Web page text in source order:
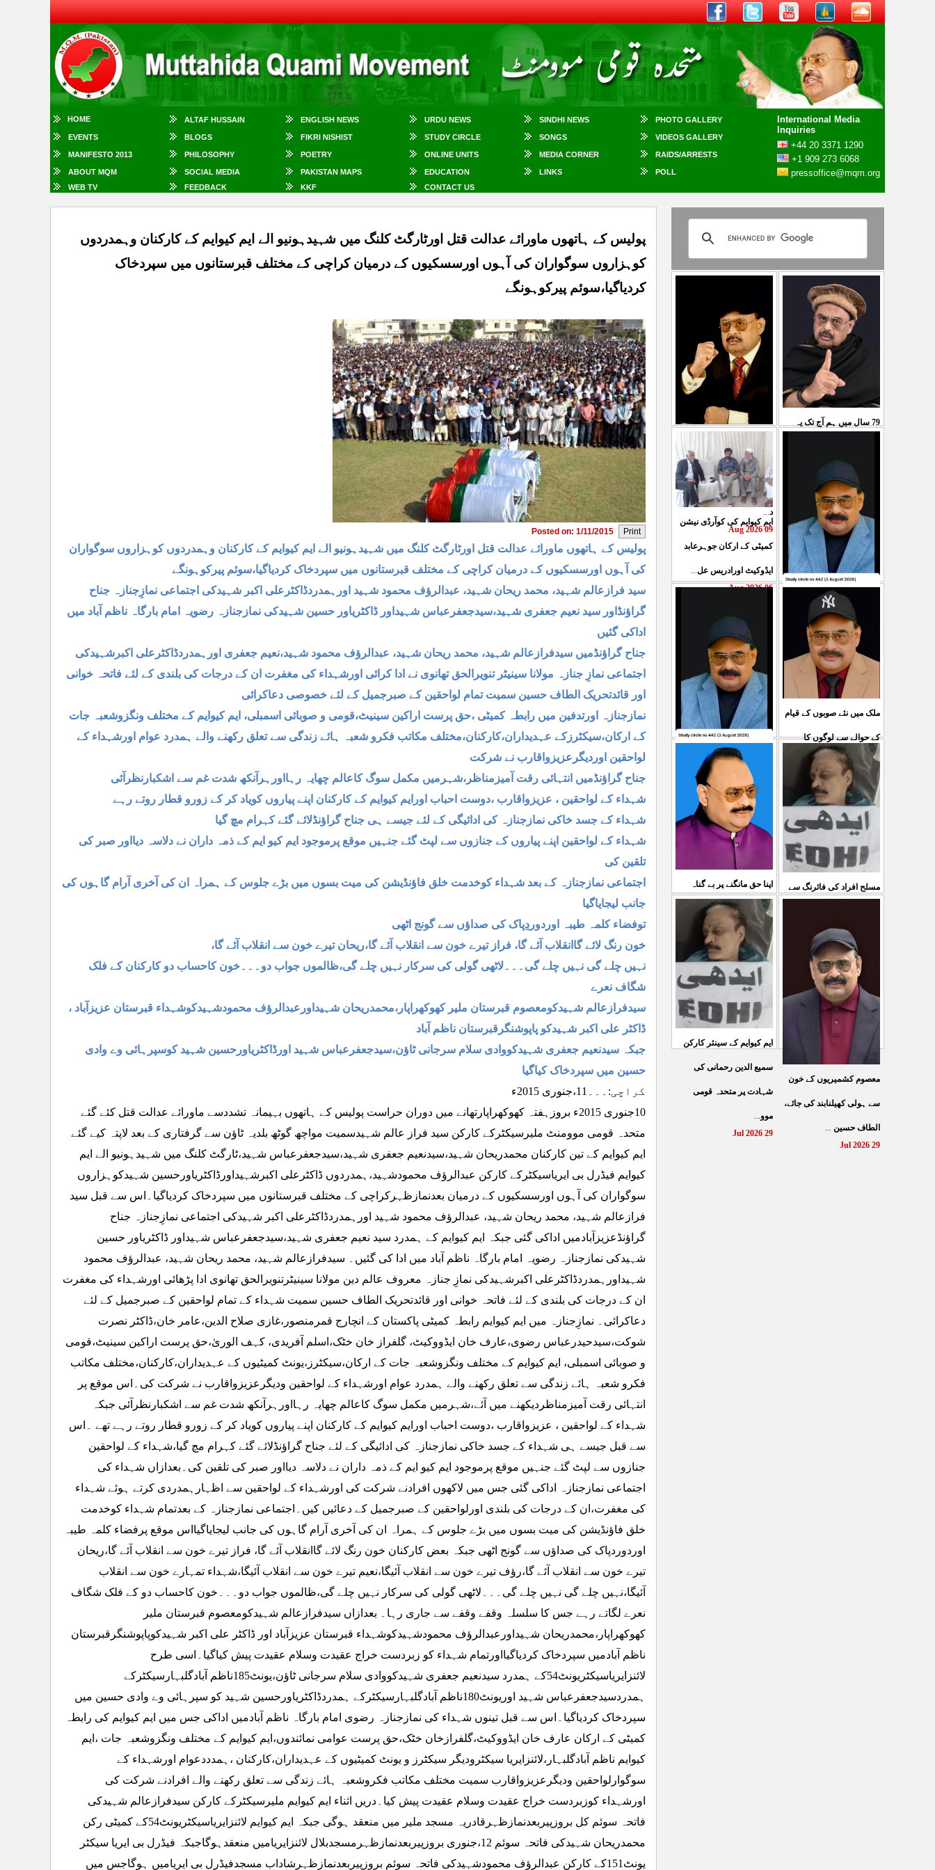
HOME ALTAF HUSSAIN ENGLISH NEWS URDU NEWS SINDHI NEWS PHOTO GALLERY
International Media
Inquiries
+44 20 3371 1290
+1 909 273 6068
pressoffice@mqm.org
EVENTS BLOGS FIKRI NISHIST STUDY CIRCLE SONGS VIDEOS GALLERY
MANIFESTO 2013 PHILOSOPHY POETRY ONLINE UNITS MEDIA CORNER RAIDS/ARRESTS
ABOUT MQM SOCIAL MEDIA PAKISTAN MAPS EDUCATION LINKS
POLL
WEB TV
FEEDBACK KKF CONTACT US
پولیس کے ہاتھوں ماورائے عدالت قتل اورٹارگٹ کلنگ میں شہیدہونیو الے ایم کیوایم کے کارکنان وہمدردوں
کوہزاروں سوگواران کی آہوں اورسسکیوں کے درمیان کراچی کے مختلف قبرستانوں میں سپردخاک
کردیاگیا،سوئم پیرکوہونگے
Posted on: 1/11/2015
پولیس کے ہاتھوں ماورائے عدالت قتل اورٹارگٹ کلنگ میں شہیدہونیو الے ایم کیوایم کے کارکنان وہمدردوں کوہزاروں سوگواران
کی آہوں اورسسکیوں کے درمیان کراچی کے مختلف قبرستانوں میں سپردخاک کردیاگیا،سوئم پیرکوہونگے
سید فرازعالم شہید، محمد ریحان شہید، عبدالرؤف محمود شہید اورہمدردڈاکٹرعلی اکبر شہیدکی اجتماعی نمازِجنازہ جناح
گراؤنڈاور سید نعیم جعفری شہید،سیدجعفرعباس شہیداور ڈاکٹریاور حسین شہیدکی نمازجنازہ رضویہ امام بارگاہ ناظم آباد میں
اداکی گئیں
جناح گراؤنڈمیں سیدفرازعالم شہید، محمد ریحان شہید، عبدالرؤف محمود شہید،نعیم جعفری اورہمدردڈاکٹرعلی اکبرشہیدکی
اجتماعی نمازِ جنازہ مولانا سینیٹر تنویرالحق تھانوی نے ادا کرائی اورشہداء کی مغفرت ان کے درجات کی بلندی کے لئے فاتحہ خوانی
اور قائدتحریک الطاف حسین سمیت تمام لواحقین کے صبرجمیل کے لئے خصوصی دعاکرائی
نمازجنازہ اورتدفین میں رابطہ کمیٹی ،حق پرست اراکین سینیٹ،قومی و صوبائی اسمبلی، ایم کیوایم کے مختلف ونگزوشعبہ جات
کے ارکان،سیکٹرزکے عہدیداران،کارکنان،مختلف مکاتب فکرو شعبہ ہائے زندگی سے تعلق رکھنے والے ہمدرد عوام اورشہداء کے
لواحقین اوردیگرعزیزواقارب نے شرکت
جناح گراؤنڈمیں انتہائی رقت آمیزمناظر،شہرمیں مکمل سوگ کاعالم چھایہ رہااورہرآنکھ شدت غم سے اشکبارنظرآئی
شہداء کے لواحقین ، عزیزواقارب ،دوست احباب اورایم کیوایم کے کارکنان اپنے پیاروں کویاد کر کے زورو قطار روتے رہے
شہداء کے جسد خاکی نمازجنازہ کی ادائیگی کے لئے جیسے ہی جناح گراؤنڈلائے گئے کہرام مچ گیا
شہداء کے لواحقین اپنے پیاروں کے جنازوں سے لپٹ گئے جنہیں موقع پرموجود ایم کیو ایم کے ذمہ داران نے دلاسہ دیااور صبر کی
تلقین کی
اجتماعی نمازجنازہ کے بعد شہداء کوخدمت خلق فاؤنڈیشن کی میت بسوں میں بڑے جلوس کے ہمراہ ان کی آخری آرام گاہوں کی
جانب لیجایاگیا
توفضاء کلمہ طیبہ اوردوردِپاک کی صداؤں سے گونج اٹھی
خون رنگ لائے گاانقلاب آئے گا، فراز تیرے خون سے انقلاب آئے گا،ریحان تیرے خون سے انقلاب آئے گا،
نہیں چلے گی نہیں چلے گی۔۔۔لاٹھی گولی کی سرکار نہیں چلے گی،ظالموں جواب دو۔۔۔خون کاحساب دو کارکنان کے فلک
شگاف نعرے
سیدفرازعالم شہیدکومعصوم قبرستان ملیر کھوکھراپار،محمدریحان شہیداورعبدالرؤف محمودشہیدکوشہداء قبرستان عزیزآباد ،
ڈاکٹر علی اکبر شہیدکو پاپوشنگرقبرستان ناظم آباد
جبکہ سیدنعیم جعفری شہیدکووادی سلام سرجانی ٹاؤن،سیدجعفرعباس شہید اورڈاکٹریاورحسین شہید کوسپرہائی وے وادی
حسین میں سپردخاک کیاگیا
کراچی:۔۔۔11،جنوری 2015ء
10جنوری 2015ء بروزہفتہ کھوکھراپارتھانے میں دوران حراست پولیس کے ہاتھوں بہیمانہ تشددسے ماورائے عدالت قتل کئے گئے
متحدہ قومی موومنٹ ملیرسیکٹرکے کارکن سید فراز عالم شہیدسمیت مواچھ گوٹھ بلدیہ ٹاؤن سے گرفتاری کے بعد لاپتہ کیے گئے
ایم کیوایم کے تین کارکنان محمدریحان شہید،سیدنعیم جعفری شہید،سیدجعفرعباس شہید،ٹارگٹ کلنگ میں شہیدہونیو الے ایم
کیوایم فیڈرل بی ایریاسیکٹرکے کارکن عبدالرؤف محمودشہید،ہمدردوں ڈاکٹرعلی اکبرشہیداورڈاکٹریاورحسین شہیدکوہزاروں
سوگواران کی آہوں اورسسکیوں کے درمیان بعدنمازظہرکراچی کے مختلف قبرستانوں میں سپردخاک کردیاگیا۔اس سے قبل سید
فرازعالم شہید، محمد ریحان شہید، عبدالرؤف محمود شہید اورہمدردڈاکٹرعلی اکبر شہیدکی اجتماعی نمازِجنازہ جناح
گراؤنڈعزیزآبادمیں اداکی گئی جبکہ ایم کیوایم کے ہمدرد سید نعیم جعفری شہید،سیدجعفرعباس شہیداور ڈاکٹریاور حسین
شہیدکی نمازجنازہ رضویہ امام بارگاہ ناظم آباد میں ادا کی گئیں۔ سیدفرازعالم شہید، محمد ریحان شہید، عبدالرؤف محمود
شہیداورہمدردڈاکٹرعلی اکبرشہیدکی نمازِ جنازہ معروف عالم دین مولانا سینیٹرتنویرالحق تھانوی ادا پڑھائی اورشہداء کی مغفرت
ان کے درجات کی بلندی کے لئے فاتحہ خوانی اور قائدتحریک الطاف حسین سمیت شہداء کے تمام لواحقین کے صبرجمیل کے لئے
دعاکرائی۔ نمازِجنازہ میں ایم کیوایم رابطہ کمیٹی پاکستان کے انچارج قمرمنصور،غازی صلاح الدین،عامر خان،ڈاکٹر نصرت
شوکت،سیدحیدرعباس رضوی،عارف خان ایڈووکیٹ، گلفراز خان خٹک،اسلم آفریدی، کہف الوریٰ،حق پرست اراکین سینیٹ،قومی
و صوبائی اسمبلی، ایم کیوایم کے مختلف ونگزوشعبہ جات کے ارکان،سیکٹرز،یونٹ کمیٹیوں کے عہدیداران،کارکنان،مختلف مکاتب
فکرو شعبہ ہائے زندگی سے تعلق رکھنے والے ہمدرد عوام اورشہداء کے لواحقین ودیگرعزیزواقارب نے شرکت کی۔اس موقع پر
انتہائی رقت آمیزمناظردیکھنے میں آئے،شہرمیں مکمل سوگ کاعالم چھایہ رہااورہرآنکھ شدت غم سے اشکبارنظرآئی جبکہ
شہداء کے لواحقین ، عزیزواقارب ،دوست احباب اورایم کیوایم کے کارکنان اپنے پیاروں کویاد کر کے زورو قطار روتے رہے تھے ۔اس
سے قبل جیسے ہی شہداء کے جسد خاکی نمازجنازہ کی ادائیگی کے لئے جناح گراؤنڈلائے گئے کہرام مچ گیا،شہداء کے لواحقین
جنازوں سے لپٹ گئے جنہیں موقع پرموجود ایم کیو ایم کے ذمہ داران نے دلاسہ دیااور صبر کی تلقین کی۔بعدازاں شہداء کی
اجتماعی نمازجنازہ اداکی گئی جس میں لاکھوں افرادنے شرکت کی اورشہداء کے لواحقین سے اظہارہمدردی کرتے ہوئے شہداء
کی مغفرت،ان کے درجات کی بلندی اورلواحقین کے صبرجمیل کے دعائیں کیں۔اجتماعی نمازجنازہ کے بعدتمام شہداء کوخدمت
خلق فاؤنڈیشن کی میت بسوں میں بڑے جلوس کے ہمراہ ان کی آخری آرام گاہوں کی جانب لیجایاگیااس موقع پرفضاء کلمہ طیبہ
اوردوردپاک کی صداؤں سے گونج اٹھی جبکہ بعض کارکنان خون رنگ لائے گاانقلاب آئے گا، فراز تیرے خون سے انقلاب آئے گا،ریحان
تیرے خون سے انقلاب آئے گا،رؤف تیرے خون سے انقلاب آئیگا،نعیم تیرے خون سے انقلاب آئیگا،شہداء تمہارے خون سے انقلاب
آئیگا،نہیں چلے گی نہیں چلے گی۔۔۔لاٹھی گولی کی سرکار نہیں چلے گی،ظالموں جواب دو۔۔۔خون کاحساب دو کے فلک شگاف
نعرے لگاتے رہے جس کا سلسلہ وقفے وقفے سے جاری رہا۔ بعدازاں سیدفرازعالم شہیدکومعصوم قبرستان ملیر
کھوکھراپار،محمدریحان شہیداورعبدالرؤف محمودشہیدکوشہداء قبرستان عزیزآباد اور ڈاکٹر علی اکبر شہیدکوپاپوشنگرقبرستان
ناظم آبادمیں سپردخاک کردیاگیااورتمام شہداء کو زبردست خراج عقیدت وسلام عقیدت پیش کیاگیا۔اسی طرح
لائنزایریاسیکٹریونٹ54کے ہمدرد سیدنعیم جعفری شہیدکووادی سلام سرجانی ٹاؤن،یونٹ185ناظم آبادگلبہارسیکٹرکے
ہمدردسیدجعفرعباس شہید اوریونٹ180ناظم آبادگلبہارسیکٹرکے ہمدردڈاکٹریاورحسین شہید کو سپرہائی وے وادی حسین میں
سپردخاک کردیاگیا۔اس سے قبل تینوں شہداء کی نمازجنازہ رضوی امام بارگاہ ناظم آبادمیں اداکی جس میں ایم کیوایم کی رابطہ
کمیٹی کے ارکان عارف خان ایڈووکیٹ،گلفرازخان خٹک،حق پرست عوامی نمائندوں،ایم کیوایم کے مختلف ونگزوشعبہ جات ،ایم
کیوایم ناظم آبادگلبہار،لائنزایریا سیکٹرودیگر سیکٹرز و یونٹ کمیٹیوں کے عہدیداران،کارکنان ،ہمدددعوام اورشہداء کے
سوگوارلواحقین ودیگرعزیزواقارب سمیت مختلف مکاتب فکروشعبہ ہائے زندگی سے تعلق رکھنے والے افرادنے شرکت کی
اورشہداء کوزبردست خراج عقیدت وسلام عقیدت پیش کیا۔دریں اثناء ایم کیوایم ملیرسیکٹرکے کارکن سیدفرازعالم شہیدکی
فاتحہ سوئم کل بروزپیربعدنمازظہرقادریہ مسجد ملیر میں منعقد ہوگی جبکہ ایم کیوایم لائنزایریاسیکٹریونٹ54کے کمیٹی رکن
محمدریحان شہیدکی فاتحہ سوئم 12،جنوری بروزپیربعدنمازظہرمسجدبلال لائنزایریامیں منعقدہوگاجبکہ فیڈرل بی ایریا سیکٹر
یونٹ151کے کارکن عبدالرؤف محمودشہیدکی فاتحہ سوئم بروزپیربعدنمازظہرشاداب مسجدفیڈرل بی ایریامیں ہوگاجس میں
صوبوں کی بات پر دریائے
سندھ کومہاجروں کے خون
سے سرخ کرنے کی دھمکیاں
د...
09 Aug 2026
79 سال میں ہم آج تک یہ
میں کمیونزم، سوشلزم، ب
ایم کیوایم کی کوآرڈی نیشن
کمیٹی کے ارکان جوہرعابد
ایڈوکیٹ اورادریس عل...
06 Aug 2026
حکومت پاکستان کی جانب
سے آزادکشمیرالیکشن کی
صحیح رپورٹنگ کرنے والے
...
کشمیرکا کونہ کونہ لہو
لہو ہے لیکن حکومت کواس
کی کوئی پرواہ نہیں ہے
04 Aug 2026
ملک میں نئے صوبوں کے قیام
کے حوالے سے لوگوں کا
مطالبہ بالکل درست ہے۔ ا
03 Aug 2026
اپنا حق مانگنے پر بے گناہ
کشمیریوں کو گولیاں مارکر
شہ رگ کوکاٹ دیا گی
31 Jul 2026
مسلح افراد کی فائرنگ سے
سمیع الدین رحمانی ک
ایم کیوایم کے سینئر کارکن
سمیع الدین رحمانی کی
شہادت پر متحدہ قومی
موو...
29 Jul 2026
معصوم کشمیریوں کے خون
سے ہولی کھیلنابند کی جائے،
الطاف حسین ...
29 Jul 2026